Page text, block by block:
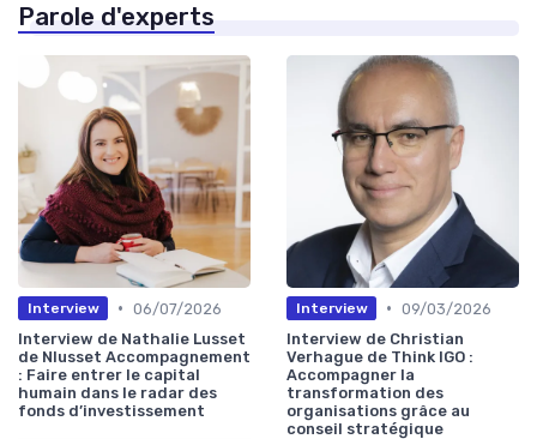
Parole d'experts
Interview • 06/07/2026
Interview de Nathalie Lusset
de Nlusset Accompagnement
: Faire entrer le capital
humain dans le radar des
fonds d’investissement
Interview • 09/03/2026
Interview de Christian
Verhague de Think IGO :
Accompagner la
transformation des
organisations grâce au
conseil stratégique